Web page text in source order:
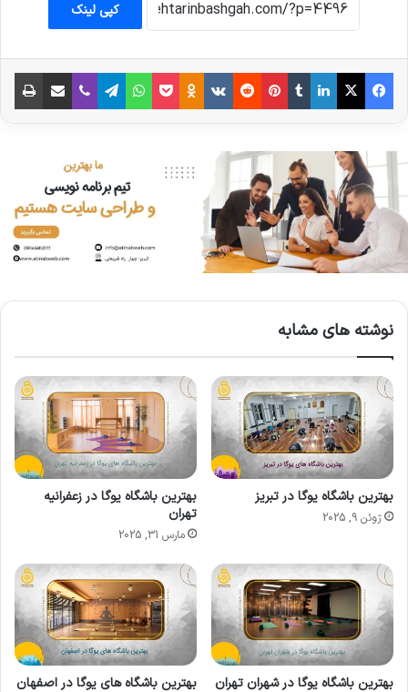
کپی لینک
نوشته های مشابه
بهترین باشگاه یوگا در تبریز
ژوئن 9, 2025
بهترین باشگاه یوگا در زعفرانیه
تهران
مارس 31, 2025
بهترین باشگاه یوگا در شهران تهران بهترین باشگاه‌ های یوگا در اصفهان